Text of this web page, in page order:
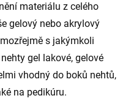
materiálu z celého
gelový nebo akrylový
s jakýmkoli
gel lakové, gelové
vhodný do boků nehtů,
na pedikúru.